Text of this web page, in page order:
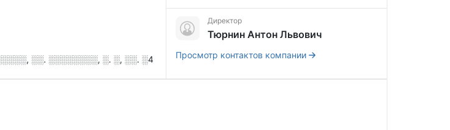
░░. ░░░░░░░░, ░. ░, ░░. ░4
Директор
Тюрнин Антон Львович
Просмотр контактов компании